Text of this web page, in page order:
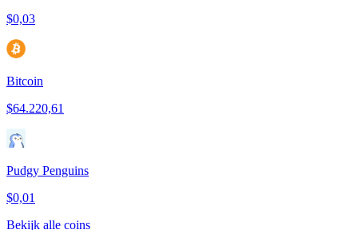
$0,03
Bitcoin
$64.220,61
Pudgy Penguins
$0,01
Bekijk alle coins